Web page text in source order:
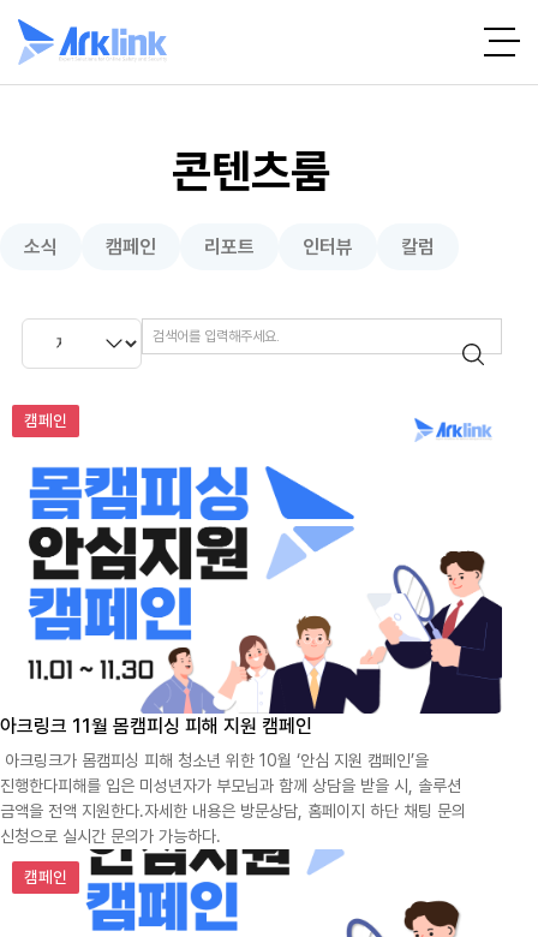
콘텐츠룸
소식 캠페인 리포트 인터뷰 칼럼
아크링크 11월 몸캠피싱 피해 지원 캠페인
캠페인
아크링크 11월 몸캠피싱 피해 지원 캠페인
아크링크가 몸캠피싱 피해 청소년 위한 10월 ‘안심 지원 캠페인’을
진행한다피해를 입은 미성년자가 부모님과 함께 상담을 받을 시, 솔루션
금액을 전액 지원한다.자세한 내용은 방문상담, 홈페이지 하단 채팅 문의
신청으로 실시간 문의가 가능하다.
아크링크 10월 몸캠피싱 피해 지원 캠페인
캠페인